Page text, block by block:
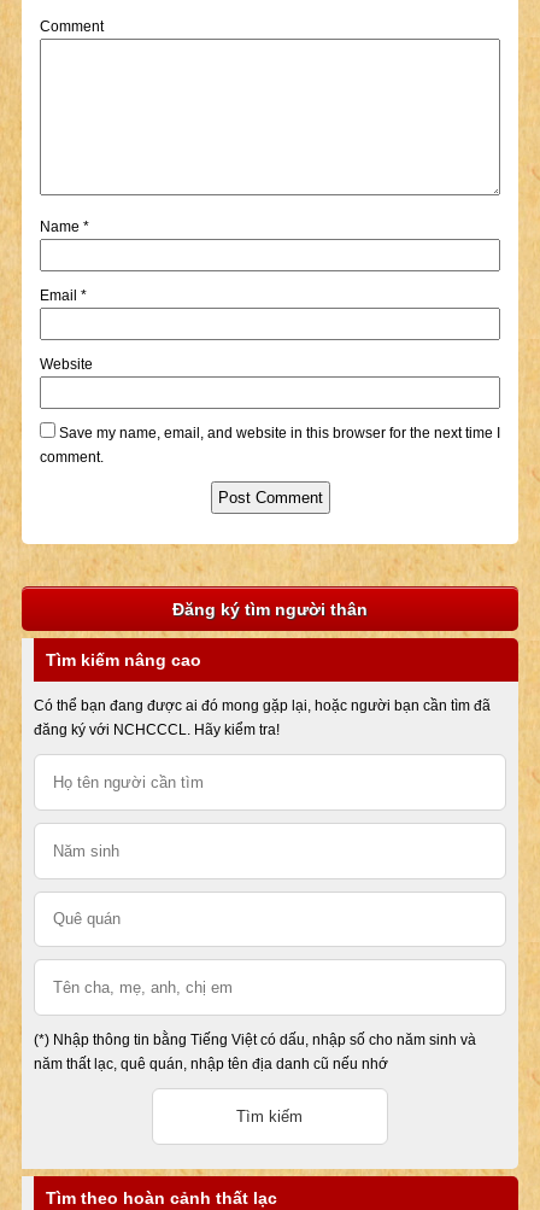
Comment
Name *
Email *
Website
Save my name, email, and website in this browser for the next time I
comment.
Đăng ký tìm người thân
Tìm kiếm nâng cao
Có thể bạn đang được ai đó mong gặp lại, hoặc người bạn cần tìm đã
đăng ký với NCHCCCL. Hãy kiểm tra!
(*) Nhập thông tin bằng Tiếng Việt có dấu, nhập số cho năm sinh và
năm thất lạc, quê quán, nhập tên địa danh cũ nếu nhớ
Tìm theo hoàn cảnh thất lạc